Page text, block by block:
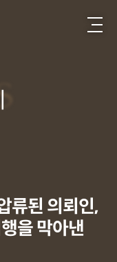
류된 의뢰인,
을 막아낸